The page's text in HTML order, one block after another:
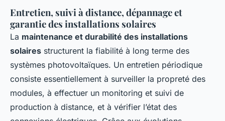
Entretien, suivi à distance, dépannage et
garantie des installations solaires
La maintenance et durabilité des installations
solaires structurent la fiabilité à long terme des
systèmes photovoltaïques. Un entretien périodique
consiste essentiellement à surveiller la propreté des
modules, à effectuer un monitoring et suivi de
production à distance, et à vérifier l’état des